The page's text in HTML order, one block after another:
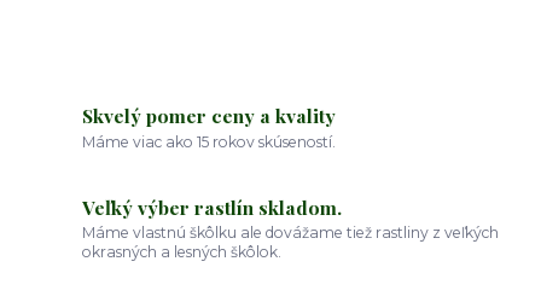
Skvelý pomer ceny a kvality
Máme viac ako 15 rokov skúseností.
Veľký výber rastlín skladom.
Máme vlastnú škôlku ale dovážame tiež rastliny z veľkých
okrasných a lesných škôlok.